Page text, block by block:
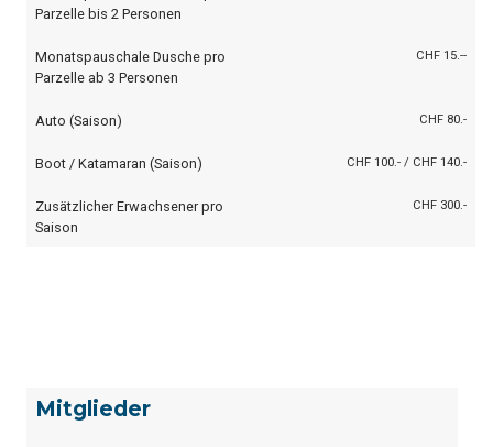
Parzelle bis 2 Personen
Monatspauschale Dusche pro
Parzelle ab 3 Personen
CHF 15.--
Auto (Saison) CHF 80.-
Boot / Katamaran (Saison) CHF 100.- / CHF 140.-
Zusätzlicher Erwachsener pro
Saison
CHF 300.-
Mitglieder